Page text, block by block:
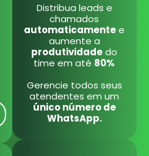
Distribua leads e
chamados
automaticamentee
aumente a
produtividadedo
time em até 80%
Gerencie todos seus
atendentes em um
único número de
WhatsApp.